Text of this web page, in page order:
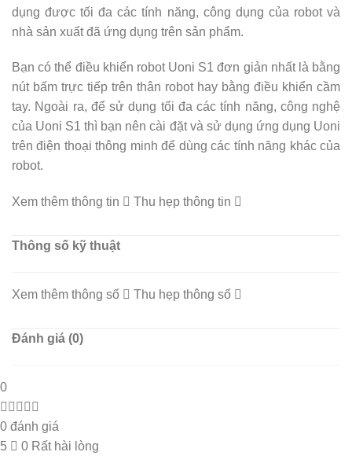
dụng được tối đa các tính năng, công dụng của robot và
nhà sản xuất đã ứng dụng trên sản phẩm.
Bạn có thể điều khiển robot Uoni S1 đơn giản nhất là bằng
nút bấm trực tiếp trên thân robot hay bằng điều khiển cầm
tay. Ngoài ra, để sử dụng tối đa các tính năng, công nghệ
của Uoni S1 thì bạn nên cài đặt và sử dụng ứng dụng Uoni
trên điện thoại thông minh để dùng các tính năng khác của
robot.
Xem thêm thông tin Thu hẹp thông tin
Thông số kỹ thuật
Xem thêm thông số Thu hẹp thông số
Đánh giá (0)
0
0 đánh giá
5
0 Rất hài lòng